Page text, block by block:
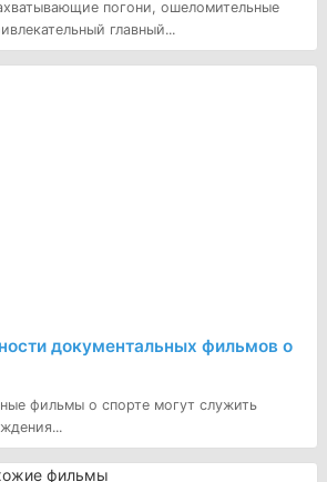
погони, ошеломительные
главный...
документальных фильмов о
фильмы о спорте могут служить